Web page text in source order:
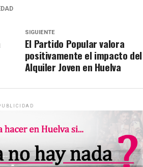
SIGUIENTE
El Partido Popular valora
positivamente el impacto
Alquiler Joven en Huelva